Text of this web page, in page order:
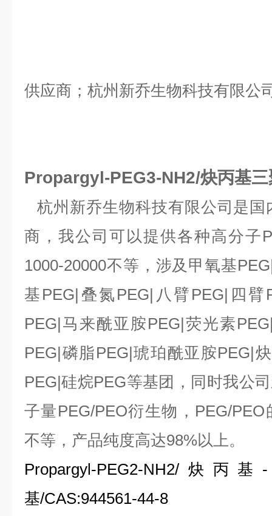
供应商；杭州新乔生物科技有限公
Propargyl-PEG3-NH2/炔丙基
杭州新乔生物科技有限公司是国
商，我公司可以提供各种高分子
1000-20000不等，涉及甲氧基
基 PEG| 叠氮 PEG| 八臂 PEG| 四臂
PEG|马来酰亚胺PEG|荧光素
PEG|磷脂PEG|琥珀酰亚胺PEG|
PEG|硅烷PEG等基团，同时我公
子量PEG/PEO衍生物， PEG/PEO
不等，产品纯度高达98%以上。
Propargyl-PEG2-NH2/ 炔丙基 -
基/CAS:944561-44-8